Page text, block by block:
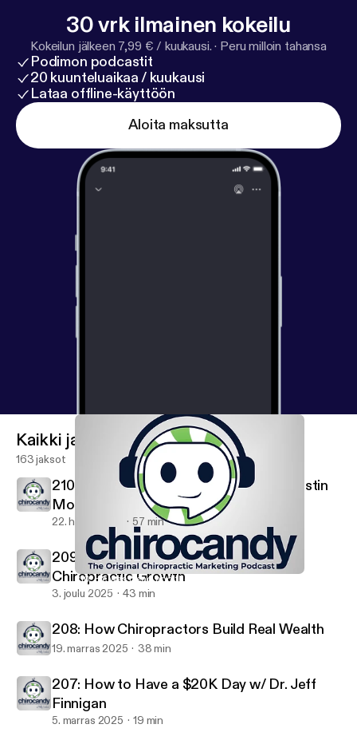
30 vrk ilmainen kokeilu
Kokeilun jälkeen 7,99 € / kuukausi. · Peru milloin tahansa
Podimon podcastit
20 kuunteluaikaa / kuukausi
Lataa offline-käyttöön
Aloita maksutta
210: He was Dead and then... with Dr. Justin Moseley
ChiroCandy: THE Chiropractic Marketing Podcast
Kaikki jaksot
163 jaksot
210: He was Dead and then... with Dr. Justin
Moseley
22. huhti 2026 57 min
209: The Financial Numbers That Drive
Chiropractic Growth
3. joulu 2025 43 min
208: How Chiropractors Build Real Wealth
19. marras 2025 38 min
207: How to Have a $20K Day w/ Dr. Jeff
Finnigan
5. marras 2025 19 min